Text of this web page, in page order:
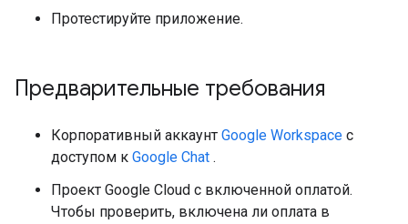
Протестируйте приложение.
Предварительные требования
Корпоративный аккаунт Google Workspace с
доступом к Google Chat .
Проект Google Cloud с включенной оплатой.
Чтобы проверить, включена ли оплата в